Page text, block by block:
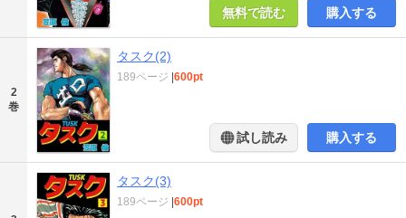
無料で読む 購入する
2
巻
タスク(2)
189ページ 600pt
試し読み 購入する
タスク(3)
189ページ 600pt